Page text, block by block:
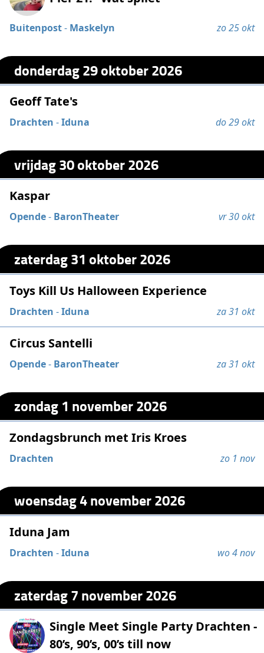
Buitenpost- Maskelyn zo 25 okt
donderdag 29 oktober 2026
Geoff Tate's
Drachten -Iduna do 29 okt
vrijdag 30 oktober 2026
Kaspar
Opende- BaronTheater vr 30 okt
zaterdag 31 oktober 2026
Toys Kill Us Halloween Experience
Drachten -Iduna za 31 okt
Circus Santelli
Opende- BaronTheater za 31 okt
zondag 1 november 2026
Zondagsbrunch met Iris Kroes
Drachten zo 1 nov
woensdag 4 november 2026
Iduna Jam
Drachten -Iduna wo 4 nov
zaterdag 7 november 2026
Single Meet Single Party Drachten -
80’s, 90’s, 00’s till now